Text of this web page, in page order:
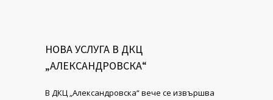
НОВА УСЛУГА В ДКЦ
„АЛЕКСАНДРОВСКА“
В ДКЦ „Александровска“ вече се извършва